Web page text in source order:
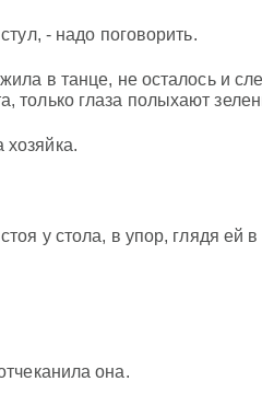
- надо поговорить.
в танце, не осталось и
только глаза полыхают
хозяйка.
у стола, в упор, глядя ей в
она.